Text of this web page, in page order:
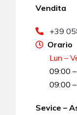
Vendita
+39
Orario
Lun –
09:00
09:00
Sevice –